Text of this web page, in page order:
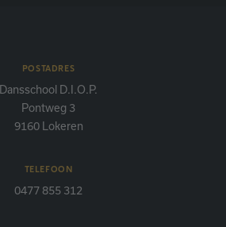
POSTADRES
Dansschool D.I.O.P.
Pontweg 3
9160 Lokeren
TELEFOON
0477 855 312